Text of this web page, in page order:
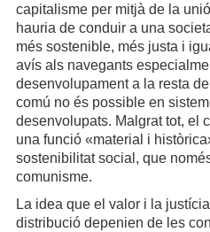
capitalisme per mitjà de la
hauria de conduir a una
més sostenible, més justa i
avís als navegants
desenvolupament a la resta
comú no és possible en
desenvolupats. Malgrat tot, el
una funció «material i
sostenibilitat social, que
comunisme.
La idea que el valor i la
distribució depenien de les